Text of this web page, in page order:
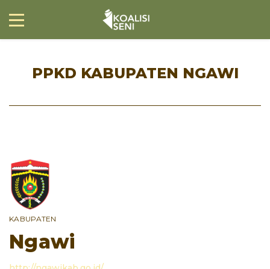
PPKD KABUPATEN NGAWI
KABUPATEN
Ngawi